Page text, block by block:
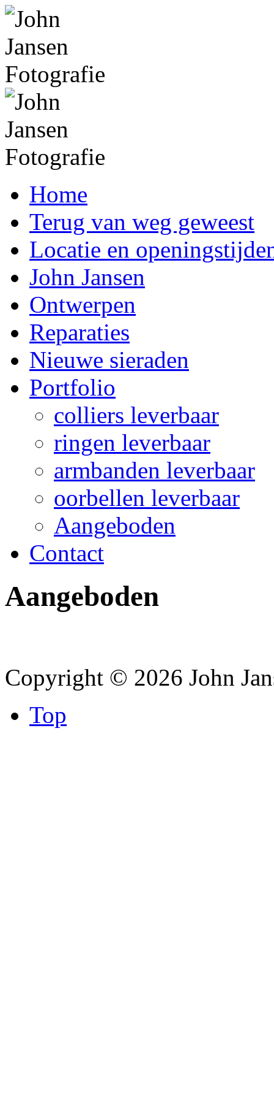
Home
Terug van weg geweest
Locatie en
John Jansen
Ontwerpen
Reparaties
Nieuwe sieraden
Portfolio
colliers leverbaar
ringen leverbaar
armbanden leverbaar
oorbellen leverbaar
Aangeboden
Contact
Aangeboden
Copyright © 2026 John
Top